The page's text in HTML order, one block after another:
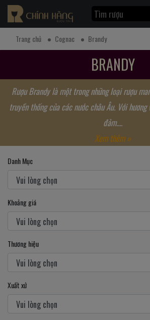
Trang chủ Cognac Brandy
BRANDY
Rượu Brandy là một trong những loại rượu
truyền thống của các nước châu Âu. Với
đảm....
Xem thêm »
Danh Mục
Khoảng giá
Thương hiệu
Xuất xứ